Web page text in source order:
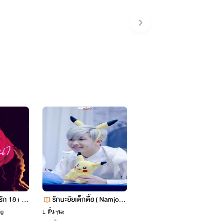
18+ (จ
รักนะยัยเด็กดื้อ ( Namjoon
xyou)
L สั้นๆนะ